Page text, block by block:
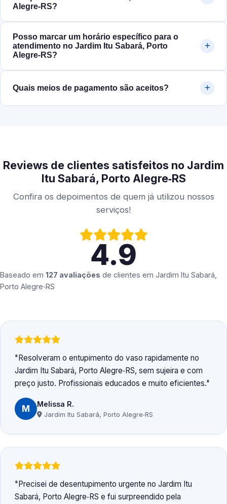
Alegre‑RS?
Posso marcar um horário específico para o
atendimento no Jardim Itu Sabará, Porto
Alegre‑RS?
Quais meios de pagamento são aceitos?
Reviews de clientes satisfeitos no Jardim
Itu Sabará, Porto Alegre‑RS
Confira os depoimentos de quem já utilizou nossos
serviços!
4.9
Baseado em 127 avaliações de clientes em Jardim Itu Sabará,
Porto Alegre‑RS
Resolveram o entupimento do vaso rapidamente no
Jardim Itu Sabará, Porto Alegre‑RS, sem sujeira e com
preço justo. Profissionais educados e muito eficientes.
M Melissa R.
Jardim Itu Sabará, Porto Alegre‑RS
Precisei de desentupimento urgente no Jardim Itu
Sabará, Porto Alegre‑RS e fui surpreendido pela